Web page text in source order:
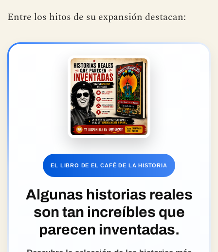
inesperada.
Entre los hitos de su expansión destacan:
EL LIBRO DE EL CAFÉ DE LA HISTORIA
Algunas historias reales